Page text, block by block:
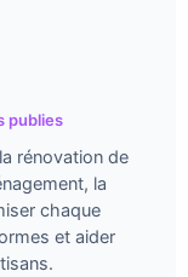
publies
rénovation de
la
chaque
et aider